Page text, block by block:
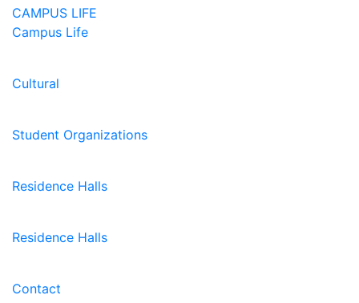
CAMPUS LIFE
Campus Life
Cultural
Student Organizations
Residence Halls
Residence Halls
Contact